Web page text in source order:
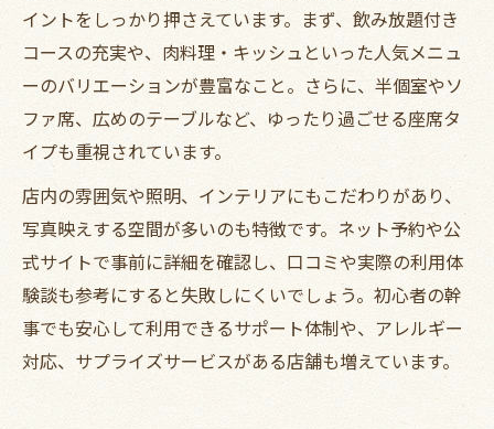
イントをしっかり押さえています。まず、飲み放題付き
コースの充実や、肉料理・キッシュといった人気メニュ
ーのバリエーションが豊富なこと。さらに、半個室やソ
ファ席、広めのテーブルなど、ゆったり過ごせる座席タ
イプも重視されています。
店内の雰囲気や照明、インテリアにもこだわりがあり、
写真映えする空間が多いのも特徴です。ネット予約や公
式サイトで事前に詳細を確認し、口コミや実際の利用体
験談も参考にすると失敗しにくいでしょう。初心者の幹
事でも安心して利用できるサポート体制や、アレルギー
対応、サプライズサービスがある店舗も増えています。